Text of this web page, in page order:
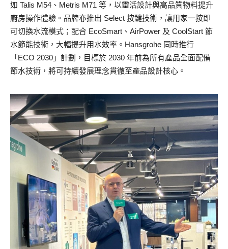
如 Talis M54、Metris M71 等，以靈活設計與高品質物料提升
廚房操作體驗。品牌亦推出 Select 按鍵技術，讓用家一按即
可切換水流模式；配合 EcoSmart、AirPower 及 CoolStart 節
水節能技術，大幅提升用水效率。Hansgrohe 同時推行
「ECO 2030」計劃，目標於 2030 年前為所有產品全面配備
節水技術，將可持續發展理念貫徹至產品設計核心。